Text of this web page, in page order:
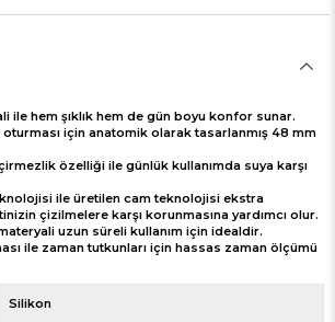
ile hem şıklık hem de gün boyu konfor sunar.
için anatomik olarak tasarlanmış 48 mm
özelliği ile günlük kullanımda suya karşı
ile üretilen cam teknolojisi ekstra
çizilmelere karşı korunmasına yardımcı olur.
uzun süreli kullanım için idealdir.
ile zaman tutkunları için hassas zaman ölçümü
Silikon